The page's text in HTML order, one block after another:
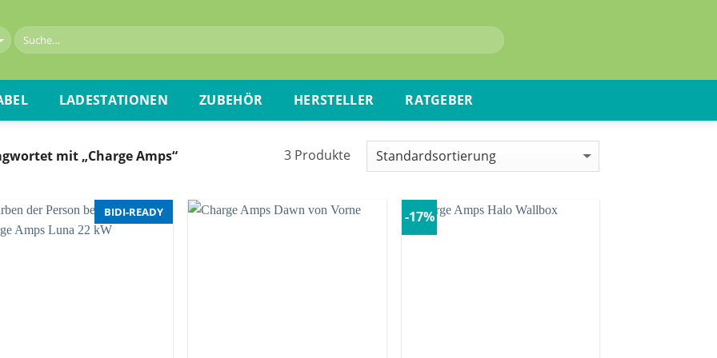
LADESTATIONEN ZUBEHÖR HERSTELLER RATGEBER
mit „Charge Amps“ 3 Produkte
BIDI-READY -17%